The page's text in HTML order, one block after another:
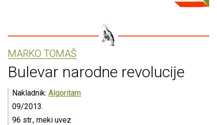
MARKO TOMAŠ
Bulevar narodne revolucije
Nakladnik: Algoritam
09/2013.
96 str., meki uvez